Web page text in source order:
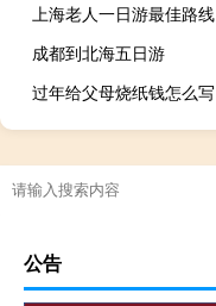
上海老人一日游最佳路线
成都到北海五日游
过年给父母烧纸钱怎么写
公告